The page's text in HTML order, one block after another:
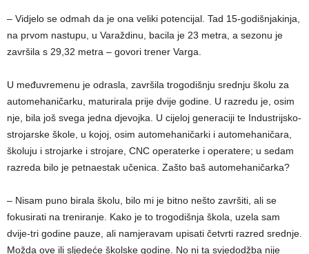
– Vidjelo se odmah da je ona veliki potencijal. Tad 15-godišnjakinja,
na prvom nastupu, u Varaždinu, bacila je 23 metra, a sezonu je
završila s 29,32 metra – govori trener Varga.
U međuvremenu je odrasla, završila trogodišnju srednju školu za
automehaničarku, maturirala prije dvije godine. U razredu je, osim
nje, bila još svega jedna djevojka. U cijeloj generaciji te Industrijsko-
strojarske škole, u kojoj, osim automehaničarki i automehaničara,
školuju i strojarke i strojare, CNC operaterke i operatere; u sedam
razreda bilo je petnaestak učenica. Zašto baš automehaničarka?
– Nisam puno birala školu, bilo mi je bitno nešto završiti, ali se
fokusirati na treniranje. Kako je to trogodišnja škola, uzela sam
dvije-tri godine pauze, ali namjeravam upisati četvrti razred srednje.
Možda ove ili sljedeće školske godine. No ni ta svjedodžba nije